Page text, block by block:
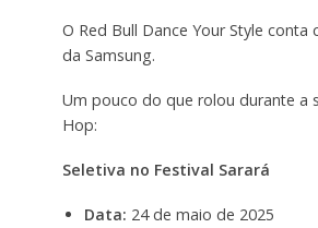
O Red Bull Dance Your Style conta
da Samsung.
Um pouco do que rolou durante a
Hop:
Seletiva no Festival Sarará
Data: 24 de maio de 2025